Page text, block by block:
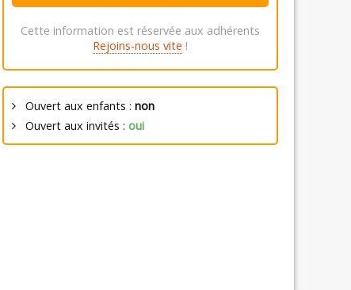
Cette information est réservée aux adhérents
Rejoins-nous vite !
Ouvert aux enfants : non
Ouvert aux invités : oui